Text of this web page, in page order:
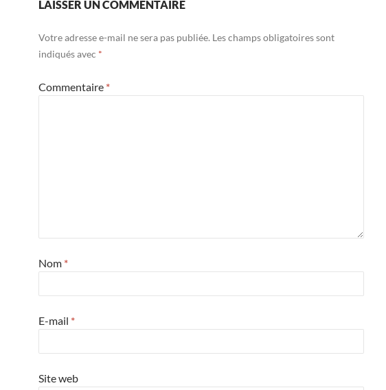
LAISSER UN COMMENTAIRE
Votre adresse e-mail ne sera pas publiée. Les champs obligatoires sont
indiqués avec *
Commentaire *
Nom *
E-mail *
Site web